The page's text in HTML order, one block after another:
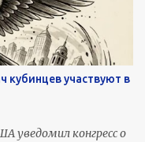
кубинцев участвуют в
уведомил конгресс о